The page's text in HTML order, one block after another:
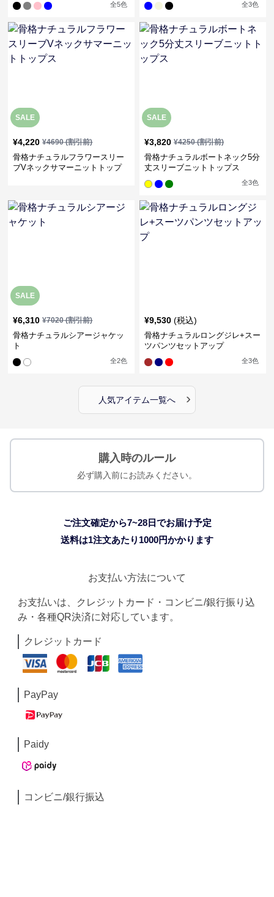
全5色 全3色
SALE
¥4,220 ¥4690(割引前)
骨格ナチュラルフラワースリー
ブVネックサマーニットトップ
SALE
¥3,820 ¥4250(割引前)
骨格ナチュラルボートネック5分
丈スリーブニットトップス
全3色
SALE
¥6,310 ¥7020(割引前)
骨格ナチュラルシアージャケッ
ト
全2色
¥9,530 (税込)
骨格ナチュラルロングジレ+スー
ツパンツセットアップ
全3色
人気アイテム一覧へ ›
購入時のルール
必ず購入前にお読みください。
ご注文確定から7~28日でお届け予定
送料は1注文あたり 1000円かかります
お支払い方法について
お支払いは、クレジットカード・コンビニ/銀行振り込
み・各種QR決済に対応しています。
クレジットカード
PayPay
Paidy
コンビニ/銀行振込